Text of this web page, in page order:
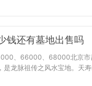
钱还有墓地出售吗
、66000、68000北京市
是龙脉祖传之风水宝地。天